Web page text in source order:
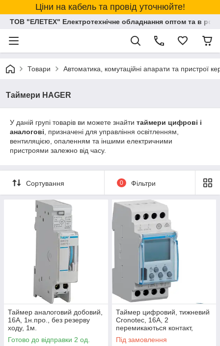
Ціни на кабель та провід уточнюйте!
ТОВ "ЕЛЕТЕХ" Електротехнічне обладнання оптом та в
Товари Автоматика, комутаційні апарати та пристрої
Таймери HAGER
У даній групі товарів ви можете знайти таймери цифрові і
аналогові , призначені для управління освітленням,
вентиляцією, опаленням та іншими електричними
пристроями залежно від часу.
Сортування 0 Фільтри
Таймер аналоговий добовий,
16А, 1н.про., без резерву
ходу, 1м.
Готово до відправки 2 од.
Таймер цифровий, тижневий
Cronotec, 16А, 2
перемикаються контакт,
запас ходу 5 років, 2м.
Під замовлення